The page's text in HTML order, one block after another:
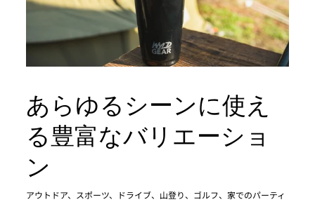
あらゆるシーンに使え
る豊富なバリエーショ
ン
アウトドア、スポーツ、ドライブ、山登り、ゴルフ、家でのパーティ